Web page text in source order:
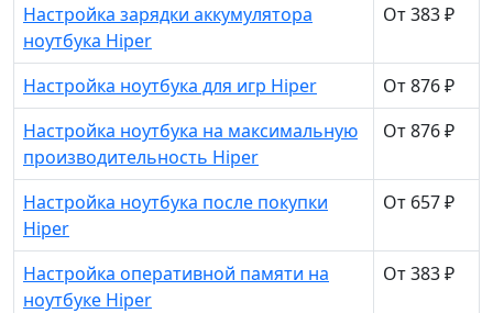
Настройка зарядки аккумулятора
ноутбука Hiper
От 383 ₽
Настройка ноутбука для игр Hiper
От 876 ₽
Настройка ноутбука на максимальную
производительность Hiper
От 876 ₽
Настройка ноутбука после покупки
Hiper
От 657 ₽
Настройка оперативной памяти на
ноутбуке Hiper
От 383 ₽